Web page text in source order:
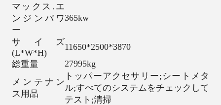
マックス.エ
ンジンパワ
ー
365kw
サイズ
(L*W*H)
11650*2500*3870
総重量
27995kg
メンテナン
ス用品
トッパーアクセサリー;シートメタ
ル;すべてのシステムをチェックして
テスト;清掃